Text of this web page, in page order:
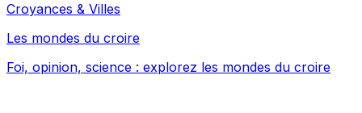
Croyances & Villes
Les mondes du croire
Foi, opinion, science : explorez les mondes du croire